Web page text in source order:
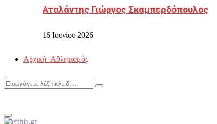
Αταλάντης Γιώργος Σκαμπερδόπουλος
16 Ιουνίου 2026
Αρχική -Αθλητισμός
Search
Search
Primary